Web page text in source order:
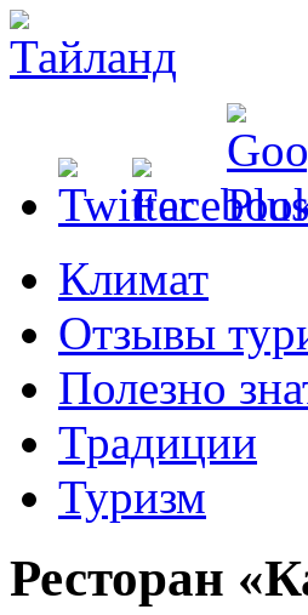
Климат
Отзывы
Полезно
Традиции
Туризм
Ресторан